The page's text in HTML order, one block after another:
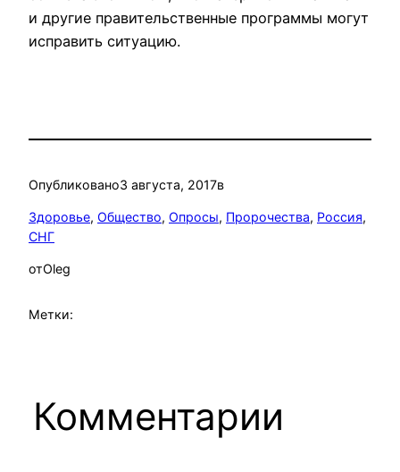
и другие правительственные программы могут
исправить ситуацию.
Опубликовано3 августа, 2017в
Здоровье, Общество, Опросы, Пророчества, Россия
СНГ
отOleg
Метки:
Комментарии